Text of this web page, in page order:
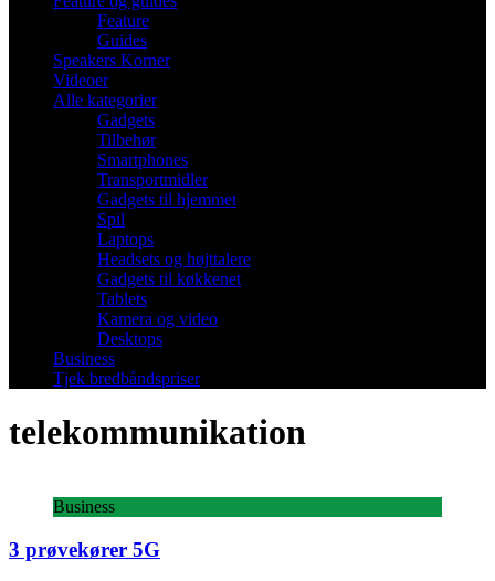
Feature
Guides
Speakers Korner
Videoer
Alle kategorier
Gadgets
Tilbehør
Smartphones
Transportmidler
Gadgets til hjemmet
Spil
Laptops
Headsets og højttalere
Gadgets til køkkenet
Tablets
Kamera og video
Desktops
Business
Tjek bredbåndspriser
telekommunikation
Business
3 prøvekører 5G